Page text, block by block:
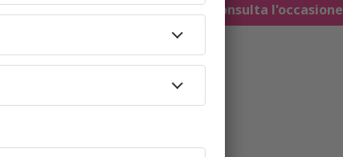
Consulta l'occasione